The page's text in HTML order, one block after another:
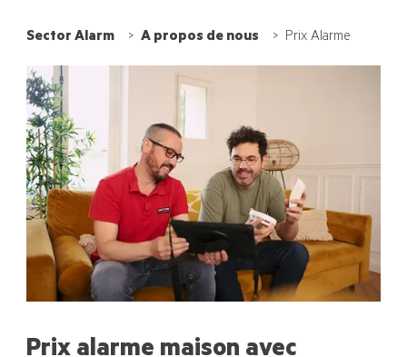
Sector Alarm A propos de nous Prix Alarme
Prix alarme maison avec